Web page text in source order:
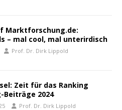
Marktforschung.de:
– mal cool, mal unterirdisch
Prof. Dr. Dirk Lippold
Zeit für das Ranking
Beiträge 2024
Prof. Dr. Dirk Lippold